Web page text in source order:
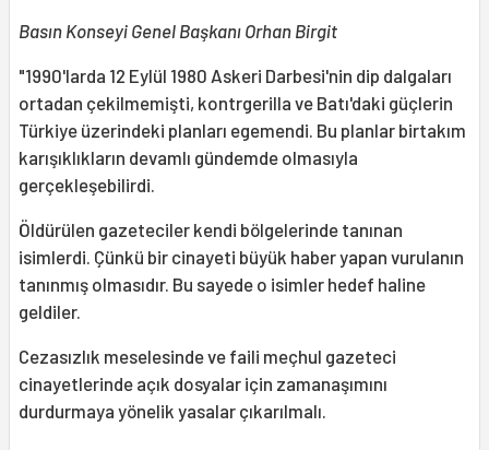
Basın Konseyi Genel Başkanı Orhan Birgit
"1990'larda 12 Eylül 1980 Askeri Darbesi'nin dip dalgaları
ortadan çekilmemişti, kontrgerilla ve Batı'daki güçlerin
Türkiye üzerindeki planları egemendi. Bu planlar birtakım
karışıklıkların devamlı gündemde olmasıyla
gerçekleşebilirdi.
Öldürülen gazeteciler kendi bölgelerinde tanınan
isimlerdi. Çünkü bir cinayeti büyük haber yapan vurulanın
tanınmış olmasıdır. Bu sayede o isimler hedef haline
geldiler.
Cezasızlık meselesinde ve faili meçhul gazeteci
cinayetlerinde açık dosyalar için zamanaşımını
durdurmaya yönelik yasalar çıkarılmalı.